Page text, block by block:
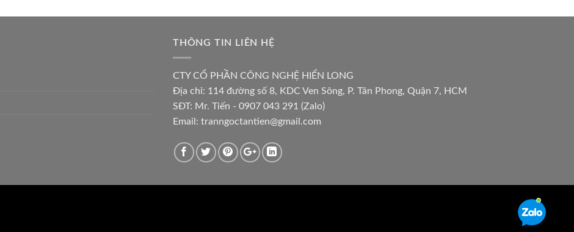
THÔNG TIN LIÊN HỆ
CTY CỔ PHẦN CÔNG NGHỆ HIỂN LONG
Địa chỉ: 114 đường số 8, KDC Ven Sông, P. Tân Phong, Quận 7, HCM
SĐT: Mr. Tiến - 0907 043 291 (Zalo)
Email: tranngoctantien@gmail.com